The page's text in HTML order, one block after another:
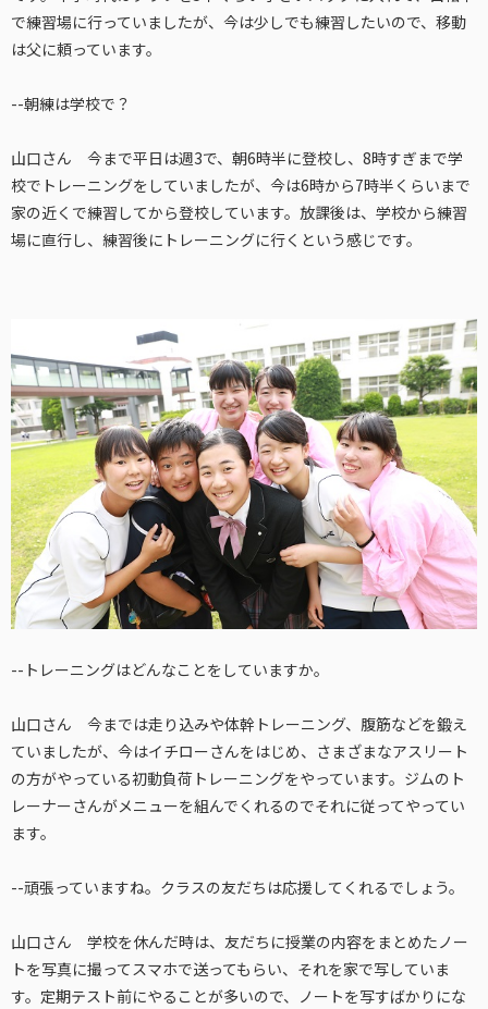
で練習場に行っていましたが、今は少しでも練習したいので、移動
は父に頼っています。
--朝練は学校で？
山口さん 今まで平日は週3で、朝6時半に登校し、8時すぎまで学
校でトレーニングをしていましたが、今は6時から7時半くらいまで
家の近くで練習してから登校しています。放課後は、学校から練習
場に直行し、練習後にトレーニングに行くという感じです。
--トレーニングはどんなことをしていますか。
山口さん 今までは走り込みや体幹トレーニング、腹筋などを鍛え
ていましたが、今はイチローさんをはじめ、さまざまなアスリート
の方がやっている初動負荷トレーニングをやっています。ジムのト
レーナーさんがメニューを組んでくれるのでそれに従ってやってい
ます。
--頑張っていますね。クラスの友だちは応援してくれるでしょう。
山口さん 学校を休んだ時は、友だちに授業の内容をまとめたノー
トを写真に撮ってスマホで送ってもらい、それを家で写していま
す。定期テスト前にやることが多いので、ノートを写すばかりにな